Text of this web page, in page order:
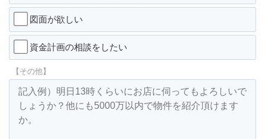
図面が欲しい
資金計画の相談をしたい
【その他】